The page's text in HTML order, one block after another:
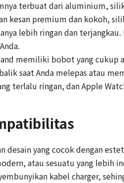
terbuat dari aluminium,
kesan premium dan kokoh,
lebih ringan dan
memiliki bobot yang cukup
saat Anda melepas atau
terlalu ringan, dan Apple
desain yang cocok dengan
atau sesuatu yang lebih
kabel charger,